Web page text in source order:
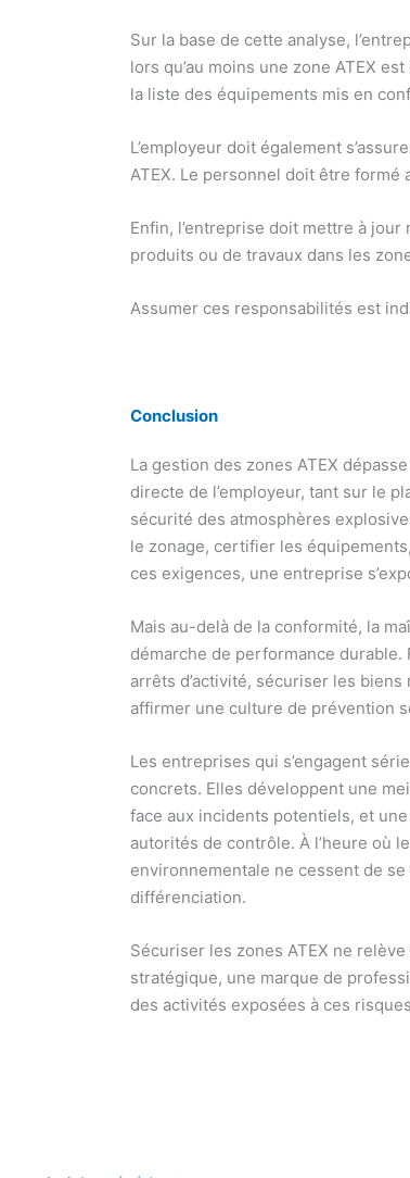
Sur la base de cette analyse,
lors qu’au moins une zone ATEX
la liste des équipements mis en
L’employeur doit également
ATEX. Le personnel doit être
Enfin, l’entreprise doit mettre à
produits ou de travaux dans les
Assumer ces responsabilités est
Conclusion
La gestion des zones ATEX
directe de l’employeur, tant sur le
sécurité des atmosphères
le zonage, certifier les
ces exigences, une entreprise
Mais au-delà de la conformité, la
démarche de performance
arrêts d’activité, sécuriser les
affirmer une culture de prévention
Les entreprises qui s’engagent
concrets. Elles développent une
face aux incidents potentiels, et
autorités de contrôle. À l’heure où
environnementale ne cessent de
différenciation.
Sécuriser les zones ATEX ne
stratégique, une marque de
des activités exposées à ces